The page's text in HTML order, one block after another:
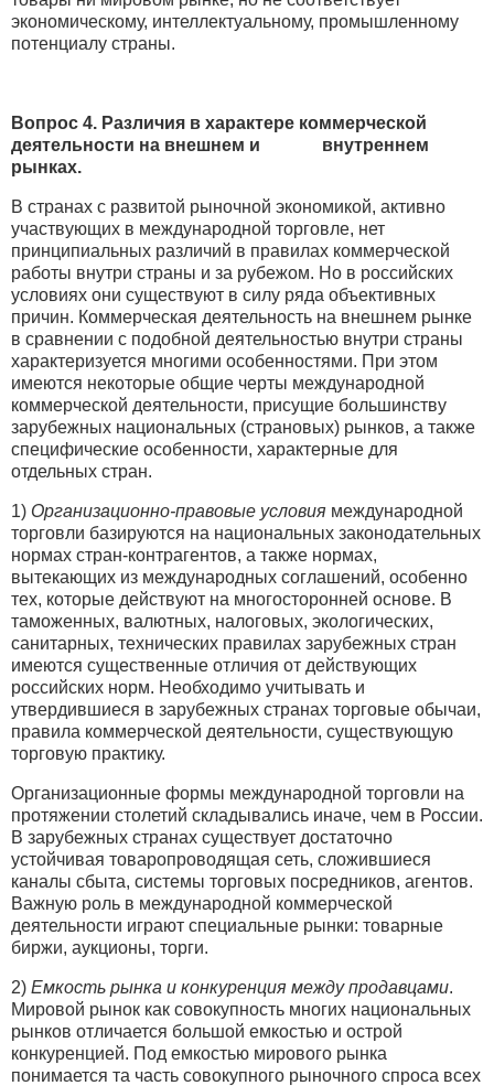
экономическому, интеллектуальному, промышленному
потенциалу страны.
Вопрос 4. Различия в характере коммерческой
деятельности на внешнем и внутреннем
рынках.
В странах с развитой рыночной экономикой, активно
участвующих в международной торговле, нет
принципиальных различий в правилах коммерческой
работы внутри страны и за рубежом. Но в российских
условиях они существуют в силу ряда объективных
причин. Коммерческая деятельность на внешнем рынке
в сравнении с подобной деятельностью внутри страны
характеризуется многими особенностями. При этом
имеются некоторые общие черты международной
коммерческой деятельности, присущие большинству
зарубежных национальных (страновых) рынков, а также
специфические особенности, характерные для
отдельных стран.
1) Организационно-правовые условия международной
торговли базируются на национальных законодательных
нормах стран-контрагентов, а также нормах,
вытекающих из международных соглашений, особенно
тех, которые действуют на многосторонней основе. В
таможенных, валютных, налоговых, экологических,
санитарных, технических правилах зарубежных стран
имеются существенные отличия от действующих
российских норм. Необходимо учитывать и
утвердившиеся в зарубежных странах торговые обычаи,
правила коммерческой деятельности, существующую
торговую практику.
Организационные формы международной торговли на
протяжении столетий складывались иначе, чем в России.
В зарубежных странах существует достаточно
устойчивая товаропроводящая сеть, сложившиеся
каналы сбыта, системы торговых посредников, агентов.
Важную роль в международной коммерческой
деятельности играют специальные рынки: товарные
биржи, аукционы, торги.
2) Емкость рынка и конкуренция между продавцами.
Мировой рынок как совокупность многих национальных
рынков отличается большой емкостью и острой
конкуренцией. Под емкостью мирового рынка
понимается та часть совокупного рыночного спроса всех